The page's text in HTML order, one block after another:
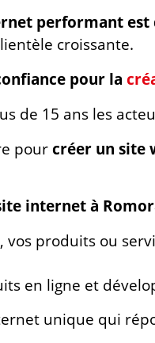
performant est
croissante.
pour la
de 15 ans les
pourcréer un site
internet à
vos produits ou
en ligne et
unique qui